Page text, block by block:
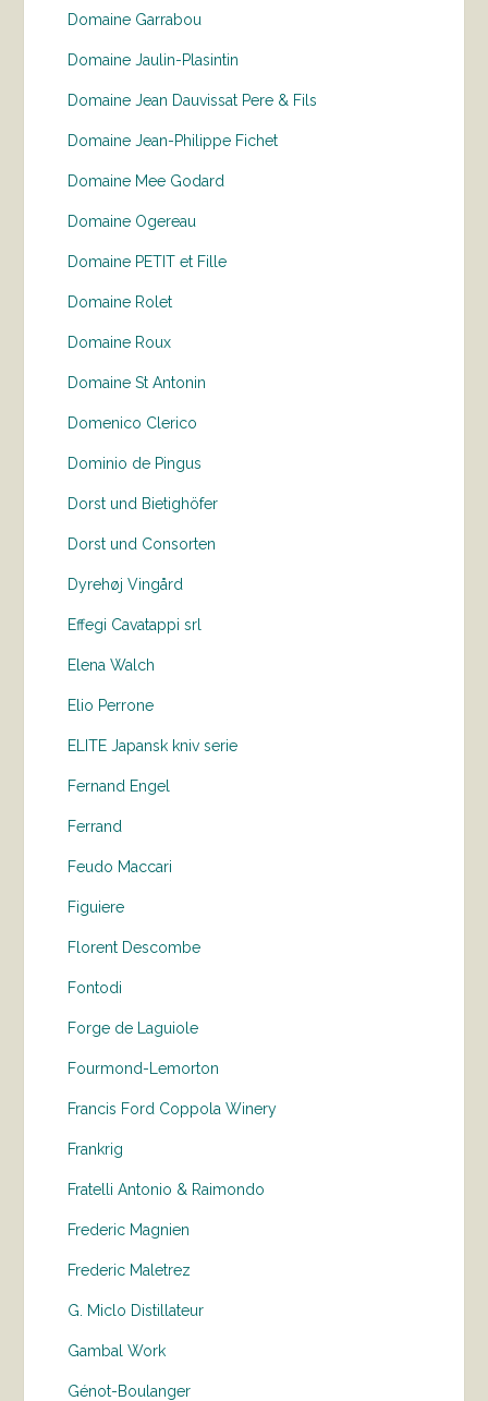
Domaine Garrabou
Domaine Jaulin-Plasintin
Domaine Jean Dauvissat Pere & Fils
Domaine Jean-Philippe Fichet
Domaine Mee Godard
Domaine Ogereau
Domaine PETIT et Fille
Domaine Rolet
Domaine Roux
Domaine St Antonin
Domenico Clerico
Dominio de Pingus
Dorst und Bietighöfer
Dorst und Consorten
Dyrehøj Vingård
Effegi Cavatappi srl
Elena Walch
Elio Perrone
ELITE Japansk kniv serie
Fernand Engel
Ferrand
Feudo Maccari
Figuiere
Florent Descombe
Fontodi
Forge de Laguiole
Fourmond-Lemorton
Francis Ford Coppola Winery
Frankrig
Fratelli Antonio & Raimondo
Frederic Magnien
Frederic Maletrez
G. Miclo Distillateur
Gambal Work
Génot-Boulanger